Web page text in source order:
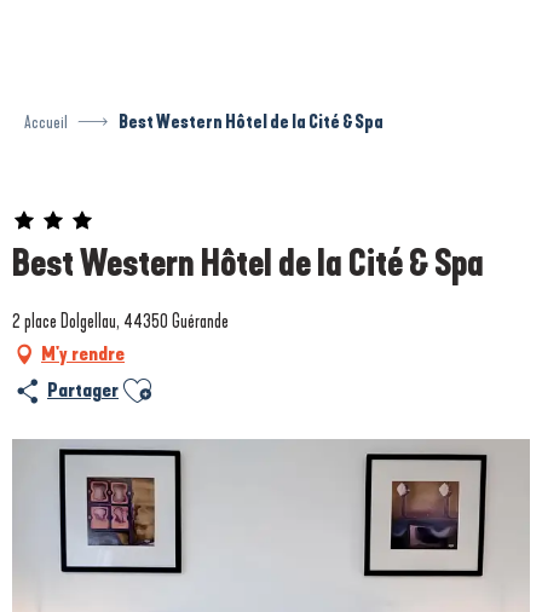
Accueil Best Western Hôtel de la Cité & Spa
Best Western Hôtel de la Cité & Spa
Prestataire engagé dans une démarche environnementale
2 place Dolgellau, 44350 Guérande
M'y rendre
Partager Ajouter aux favoris